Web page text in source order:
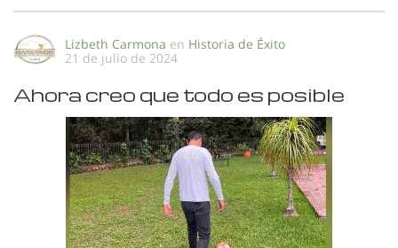
Lizbeth Carmona en Historia de Éxito
21 de julio de 2024
Ahora creo que todo es posible